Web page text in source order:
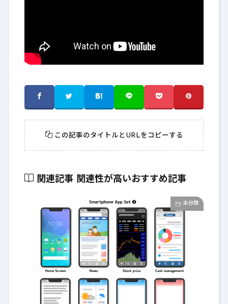
この記事のタイトルとURLをコピーする
関連記事 関連性が高いおすすめ記事
未分類